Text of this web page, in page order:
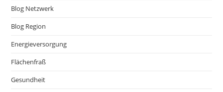
Blog Netzwerk
Blog Region
Energieversorgung
Flächenfraß
Gesundheit